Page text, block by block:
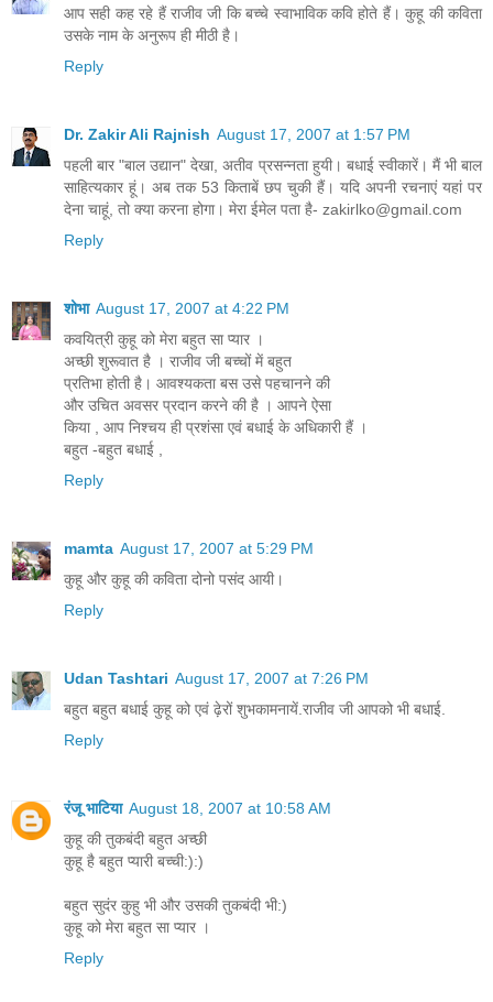
आप सही कह रहे हैं राजीव जी कि बच्चे स्वाभाविक कवि होते हैं। कुहू की कविता
उसके नाम के अनुरूप ही मीठी है।
Reply
Dr. Zakir Ali Rajnish August 17, 2007 at 1:57 PM
पहली बार "बाल उद्यान" देखा, अतीव प्रसन्नता हुयी। बधाई स्वीकारें। मैं भी बाल
साहित्यकार हूं। अब तक 53 किताबें छप चुकी हैं। यदि अपनी रचनाएं यहां पर
देना चाहूं, तो क्या करना होगा। मेरा ईमेल पता है- zakirlko@gmail.com
Reply
शोभा August 17, 2007 at 4:22 PM
कवयित्री कुहू को मेरा बहुत सा प्यार ।
अच्छी शुरूवात है । राजीव जी बच्चों में बहुत
प्रतिभा होती है। आवश्यकता बस उसे पहचानने की
और उचित अवसर प्रदान करने की है । आपने ऐसा
किया , आप निश्चय ही प्रशंसा एवं बधाई के अधिकारी हैं ।
बहुत -बहुत बधाई ,
Reply
mamta August 17, 2007 at 5:29 PM
कुहू और कुहू की कविता दोनो पसंद आयी।
Reply
Udan Tashtari August 17, 2007 at 7:26 PM
बहुत बहुत बधाई कुहू को एवं ढ़ेरों शुभकामनायें.राजीव जी आपको भी बधाई.
Reply
रंजू भाटिया August 18, 2007 at 10:58 AM
कुहू की तुकबंदी बहुत अच्छी
कुहू है बहुत प्यारी बच्ची:):)
बहुत सुदंर कुहु भी और उसकी तुकबंदी भी:)
कुहू को मेरा बहुत सा प्यार ।
Reply